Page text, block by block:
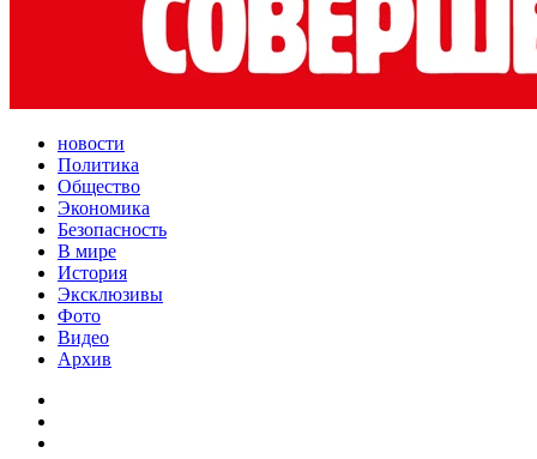
новости
Политика
Общество
Экономика
Безопасность
В мире
История
Эксклюзивы
Фото
Видео
Архив